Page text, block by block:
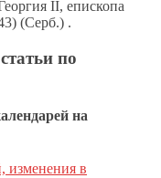
II, епископа
(Серб.) .
по
на
изменения в